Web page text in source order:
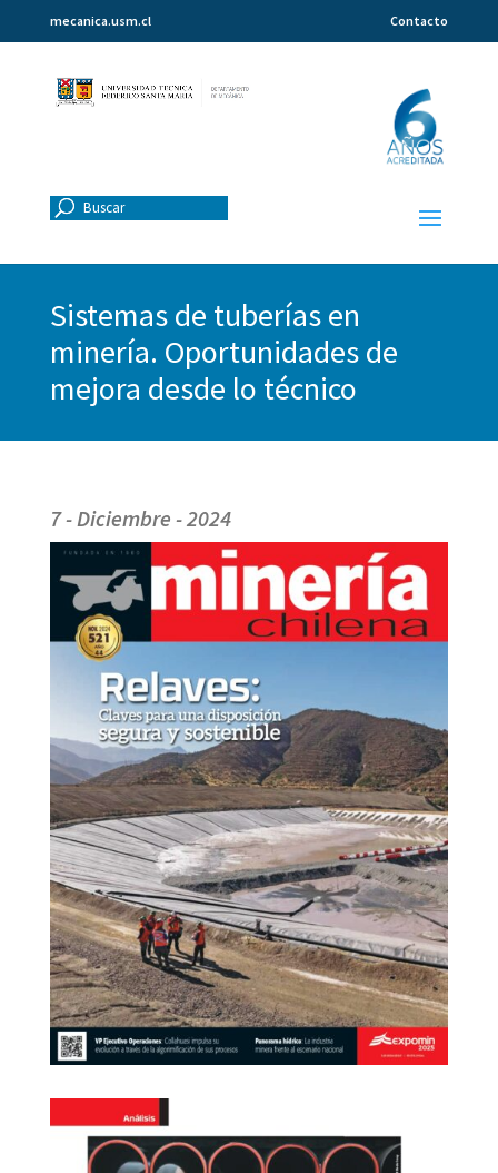
mecanica.usm.cl Contacto
Sistemas de tuberías en
minería. Oportunidades de
mejora desde lo técnico
7 - Diciembre - 2024